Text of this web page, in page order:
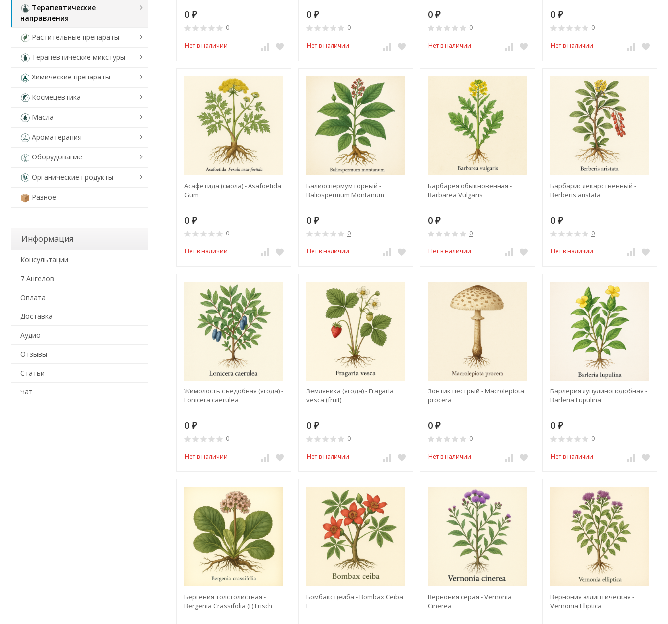
0 ₽
0
Нет в наличии
0 ₽
0
Нет в наличии
0₽
0
Нет в наличии
0 ₽
0
Нет в наличии
Асафетида (смола) - Asafoetida
Gum
0 ₽
0
Нет в наличии
Балиоспермум горный -
Baliospermum Montanum
0 ₽
0
Нет в наличии
Барбарея обыкновенная -
Barbarea Vulgaris
0₽
0
Нет в наличии
Барбарис лекарственный -
Berberis aristata
0 ₽
0
Нет в наличии
Жимолость съедобная (ягода) -
Lonicera caerulea
0 ₽
0
Нет в наличии
Земляника (ягода) - Fragaria
vesca (fruit)
0 ₽
0
Нет в наличии
Зонтик пестрый - Macrolepiota
procera
0₽
0
Нет в наличии
Барлерия лупулиноподобная -
Barleria Lupulina
0 ₽
0
Нет в наличии
Бергения толстолистная -
Bergenia Crassifolia (L) Frisch
Бомбакс цеиба - Bombax Ceiba
L
Вернония серая - Vernonia
Cinerea
Вернония эллиптическая -
Vernonia Elliptica
Терапевтические
направления
Растительные препараты
Терапевтические микстуры
Химические препараты
Космецевтика
Масла
Ароматерапия
Оборудование
Органические продукты
Разное
Информация
Консультации
7 Ангелов
Оплата
Доставка
Аудио
Отзывы
Статьи
Чат